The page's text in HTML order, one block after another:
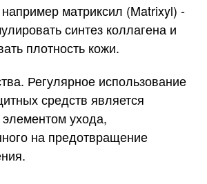
матриксил (Matrixyl) -
синтез коллагена и
плотность кожи.
. Регулярное использование
средств является
ухода,
на предотвращение